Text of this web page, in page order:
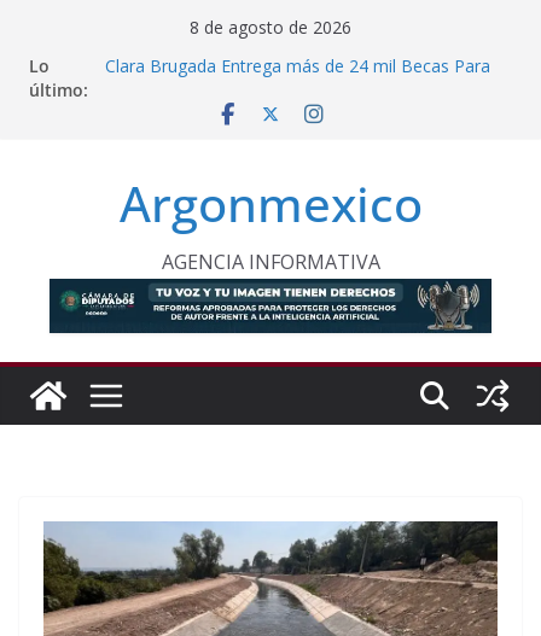
contenido
8 de agosto de 2026
Lo
último:
Clara Brugada Entrega más de 24 mil Becas Para
PT Solicita a ASF Auditar Recursos Municipales en
en Chimalhuacán
Sheinbaum Entrega Pensión Mujeres Bienestar a
Beneficiarias de Naucalpan
Celebra Laura Itzel Reanudación de Relaciones
Entre México y Perú
Argonmexico
AGENCIA INFORMATIVA